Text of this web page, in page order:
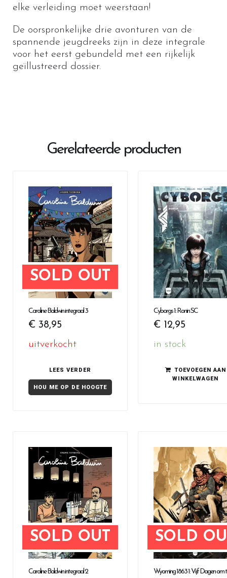
elke verleiding moet weerstaan!
De oorspronkelijke drie avonturen van de
spannende jeugdreeks zijn in deze integrale
voor het eerst gebundeld met een rijkelijk
geïllustreerd dossier.
Gerelateerde producten
SOLD OUT
Caroline Baldwin integraal 3
€ 38,95
uitverkocht
LEES VERDER
HOU ME OP DE HOOGTE
Cyborgs 1: Ronin SC
€ 12,95
in stock
TOEVOEGEN AAN
WINKELWAGEN
SOLD OUT
Caroline Baldwin integraal 2
SOLD
Wyoming 1863 1: Vijf Dagen om